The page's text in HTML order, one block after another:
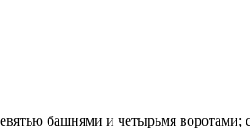
башнями и четырьмя воротами;